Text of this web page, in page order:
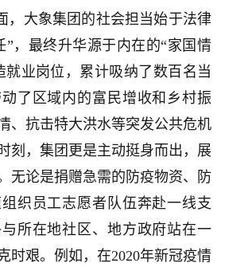
，大象集团的社会担当始于法律
”，最终升华源于内在的“家国情
就业岗位，累计吸纳了数百名当
了区域内的富民增收和乡村振
、抗击特大洪水等突发公共危机
刻，集团更是主动挺身而出，展
无论是捐赠急需的防疫物资、防
织员工志愿者队伍奔赴一线支
所在地社区、地方政府站在一
时艰。例如，在2020年新冠疫情